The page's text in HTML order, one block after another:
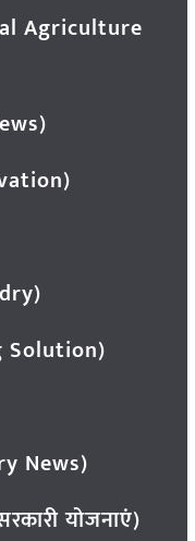
Agriculture
Solution)
News)
योजनाएं)